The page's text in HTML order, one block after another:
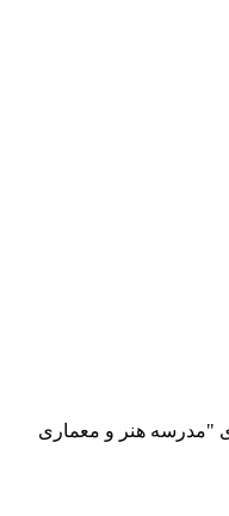
"مدرسه هنر و معماری